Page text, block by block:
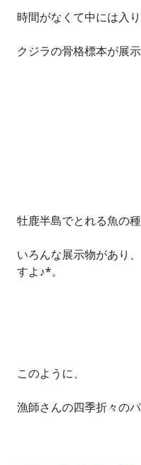
時間がなくて中には入
クジラの骨格標本が展
牡鹿半島でとれる魚の
いろんな展示物があり
すよ♪*。
このように、
漁師さんの四季折々の